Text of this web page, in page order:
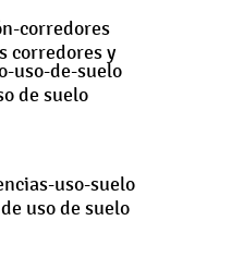
corredores
corredores y
uso-de-suelo
de suelo
uso-suelo
uso de suelo